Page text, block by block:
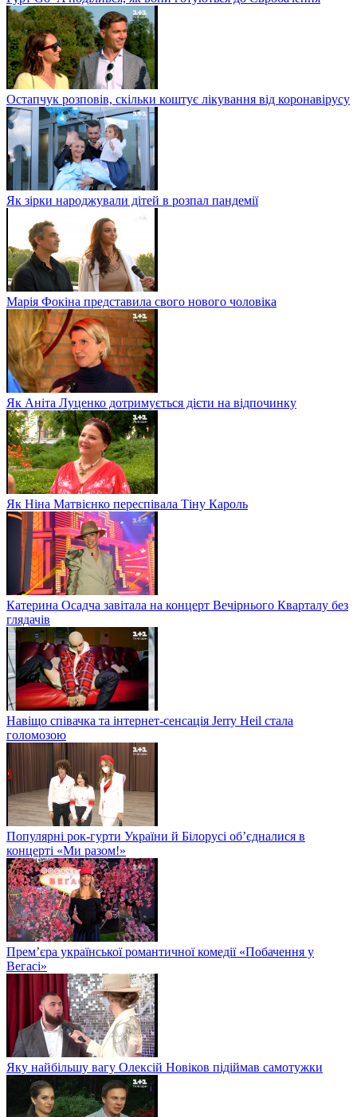
Остапчук розповів, скільки коштує лікування від коронавірусу
Як зірки народжували дітей в розпал пандемії
Марія Фокіна представила свого нового чоловіка
Як Аніта Луценко дотримується дієти на відпочинку
Як Ніна Матвієнко переспівала Тіну Кароль
Катерина Осадча завітала на концерт Вечірнього Кварталу без
глядачів
Навіщо співачка та інтернет-сенсація Jerry Heil стала
голомозою
Популярні рок-гурти України й Білорусі об’єдналися в
концерті «Ми разом!»
Прем’єра української романтичної комедії «Побачення у
Вегасі»
Яку найбільшу вагу Олексій Новіков підіймав самотужки